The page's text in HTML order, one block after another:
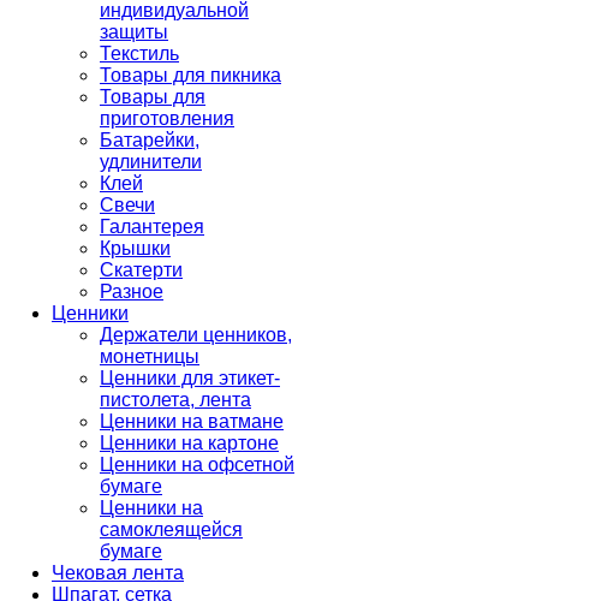
индивидуальной
защиты
Текстиль
Товары для пикника
Товары для
приготовления
Батарейки,
удлинители
Клей
Свечи
Галантерея
Крышки
Скатерти
Разное
Ценники
Держатели ценников,
монетницы
Ценники для этикет-
пистолета, лента
Ценники на ватмане
Ценники на картоне
Ценники на офсетной
бумаге
Ценники на
самоклеящейся
бумаге
Чековая лента
Шпагат, сетка